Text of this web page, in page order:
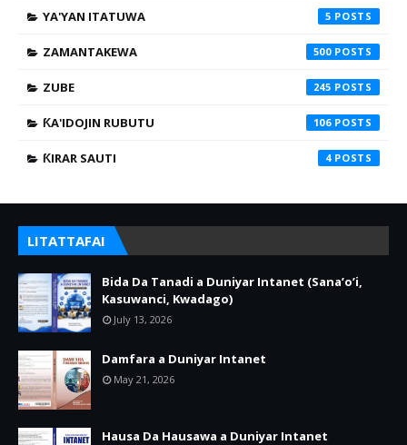
YA'YAN ITATUWA 5
ZAMANTAKEWA 500
ZUBE 245
ƘA'IDOJIN RUBUTU 106
ƘIRAR SAUTI 4
LITATTAFAI
Bida Da Tanadi a Duniyar Intanet (Sana’o’i,
Kasuwanci, Kwadago)
July 13, 2026
Damfara a Duniyar Intanet
May 21, 2026
Hausa Da Hausawa a Duniyar Intanet